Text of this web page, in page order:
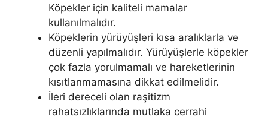
Köpekler için kaliteli mamalar
kullanılmalıdır.
Köpeklerin yürüyüşleri kısa aralıklarla ve
düzenli yapılmalıdır. Yürüyüşlerle köpekler
çok fazla yorulmamalı ve hareketlerinin
kısıtlanmamasına dikkat edilmelidir.
İleri dereceli olan raşitizm
rahatsızlıklarında mutlaka cerrahi